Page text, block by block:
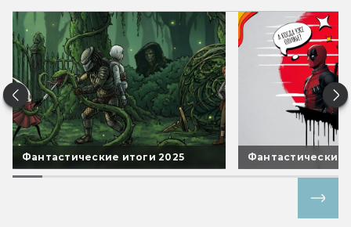
Фантастические итоги 2025 Фантастические